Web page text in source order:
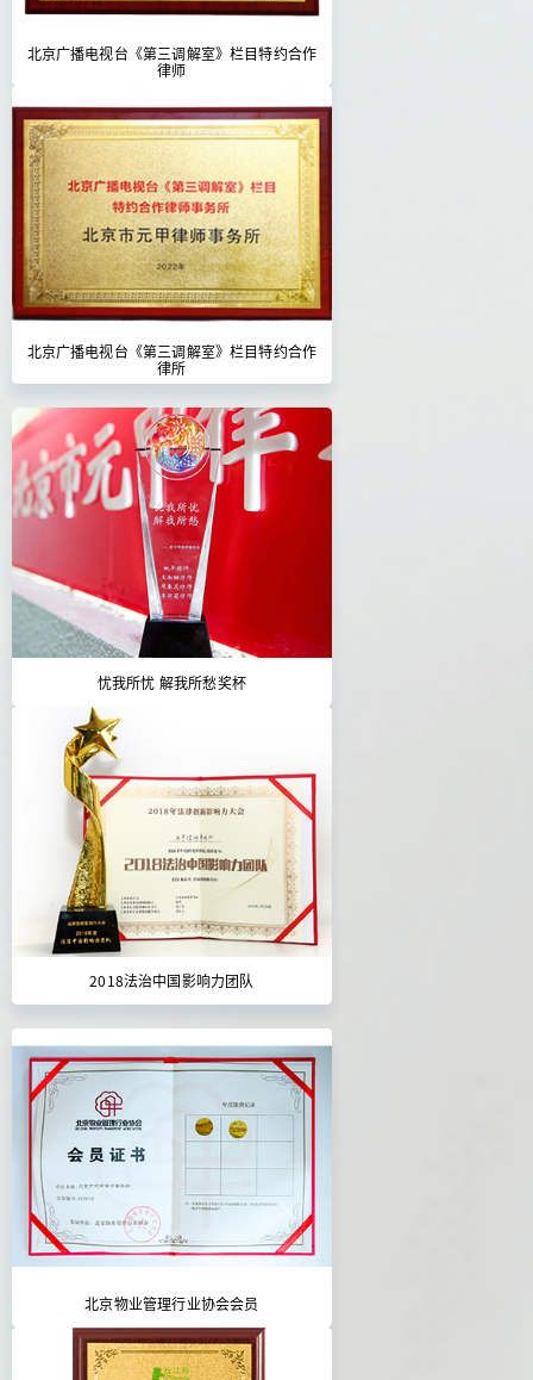
北京广播电视台《第三调解室》栏目特约合作
律师
北京广播电视台《第三调解室》栏目特约合作
律所
忧我所忧 解我所愁奖杯
2018法治中国影响力团队
北京物业管理行业协会会员